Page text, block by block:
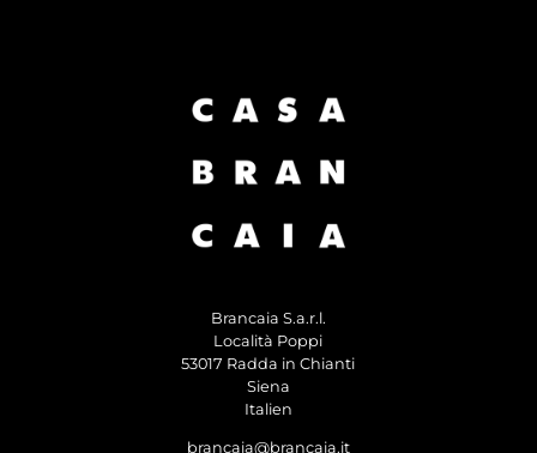
Brancaia S.a.r.l.
Località Poppi
53017 Radda in Chianti
Siena
Italien
brancaia@brancaia.it